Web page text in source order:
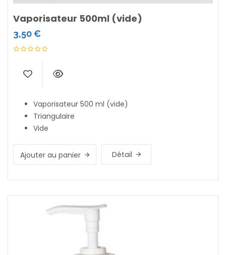
Vaporisateur 500ml (vide)
3,50€
Vaporisateur 500 ml (vide)
Triangulaire
Vide
Ajouter au panier Détail